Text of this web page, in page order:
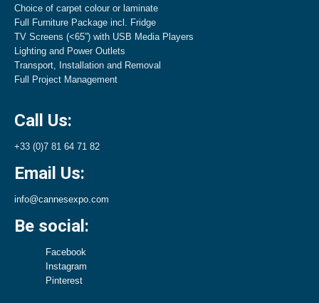
Choice of carpet colour or laminate
Full Furniture Package incl. Fridge
TV Screens (<65”) with USB Media Players
Lighting and Power Outlets
Transport, Installation and Removal
Full Project Management
Call Us:
+33 (0)7 81 64 71 82
Email Us:
info@cannesexpo.com
Be social:
Facebook
Instagram
Pinterest